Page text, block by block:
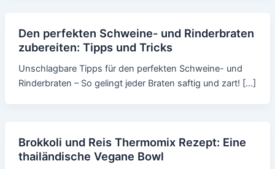
Den perfekten Schweine- und Rinderbraten
zubereiten: Tipps und Tricks
Unschlagbare Tipps für den perfekten Schweine- und
Rinderbraten – So gelingt jeder Braten saftig und zart! […]
Brokkoli und Reis Thermomix Rezept: Eine
thailändische Vegane Bowl